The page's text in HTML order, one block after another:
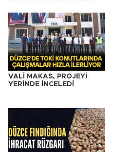
VALİ MAKAS, PROJEYİ
YERİNDE İNCELEDİ